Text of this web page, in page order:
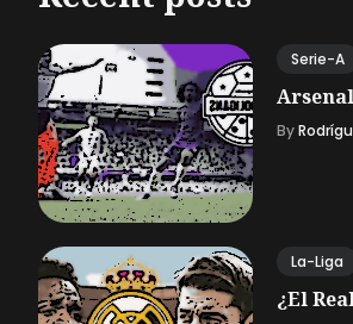
Serie-A
By
La-Liga
¿El